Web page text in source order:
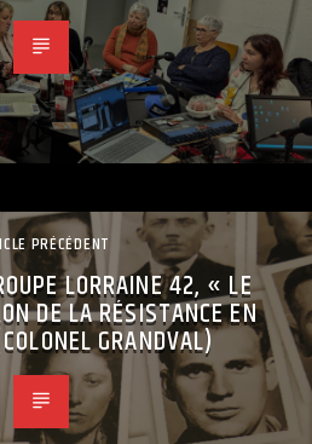
PRÉCÉDENT
LORRAINE 42, « LE
DE LA RÉSISTANCE EN
GRANDVAL)